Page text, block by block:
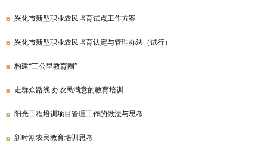
兴化市新型职业农民培育试点工作方案
兴化市新型职业农民培育认定与管理办法（试行）
构建“三公里教育圈”
走群众路线 办农民满意的教育培训
阳光工程培训项目管理工作的做法与思考
新时期农民教育培训思考